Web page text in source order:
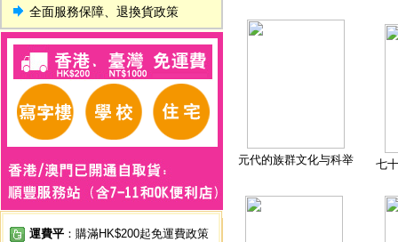
全面服務保障、退換貨政策
運費平 ：購滿HK$200起免運費政策
元代的族群文化与科举 七